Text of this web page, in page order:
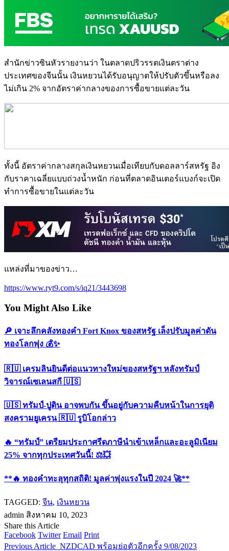
สำนักข่าวซินหัวรายงานว่า ในตลาดปริวรรตเงินตราต่าง
ประเทศของจีนนั้น เงินหยวนได้รับอนุญาตให้ปรับตัวขึ้นหรือลง
ไม่เกิน 2% จากอัตราค่ากลางของการซื้อขายแต่ละวัน
ทั้งนี้ อัตราค่ากลางสกุลเงินหยวนเมื่อเทียบกับดอลลาร์สหรัฐ อิง
กับราคาเฉลี่ยแบบถ่วงน้ำหนัก ก่อนที่ตลาดอินเตอร์แบงก์จะเปิด
ทำการซื้อขายในแต่ละวัน
แหล่งที่มาของข่าว…
https://www.ryt9.com/s/iq21/3443698
You Might Also Like
🔎 เจาะลึกคลังทองคำ Fort Knox ของสหรัฐ เล็งปรับมูลค่าดัน
ทองโลกพุ่ง 💰✨
🇷🇺 เครมลินยินดีต่อแนวทางใหม่ของสหรัฐฯ หลังทรัมป์
วิจารณ์เซเลนสกี 🇺🇸
🇺🇸 ทรัมป์-ปูติน อาจพบกัน ขึ้นอยู่กับความคืบหน้าในการยุติ
สงครามยูเครน 🇷🇺 รูบิโอกล่าว
🔥 “ทรัมป์” เตรียมประกาศรีดภาษีนำเข้าเหล็กและอะลูมิเนียม
25% จากทุกประเทศวันนี้! ⚖️💥
**🔥 ทองคำทะลุทุกสถิติ! มูลค่าพุ่งแรงในปี 2024 🚀**
TAGGED: จีน, เงินหยวน
admin สิงหาคม 10, 2023
Share this Article
Facebook Twitter Email Print
Previous Article NZDCAD พร้อมย่อตัวอีกครั้ง 9/08/2023